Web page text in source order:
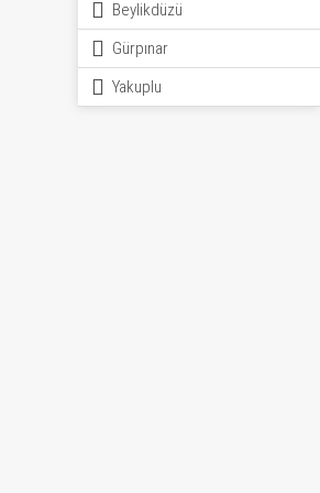
Beylikdüzü
Gürpınar
Yakuplu